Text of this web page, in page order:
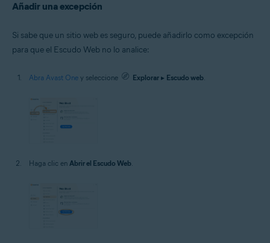
Añadir una excepción
Si sabe que un sitio web es seguro, puede añadirlo como excepción
para que el Escudo Web no lo analice:
Abra Avast One y seleccione Explorar ▸ Escudo web.
Haga clic en Abrir el Escudo Web